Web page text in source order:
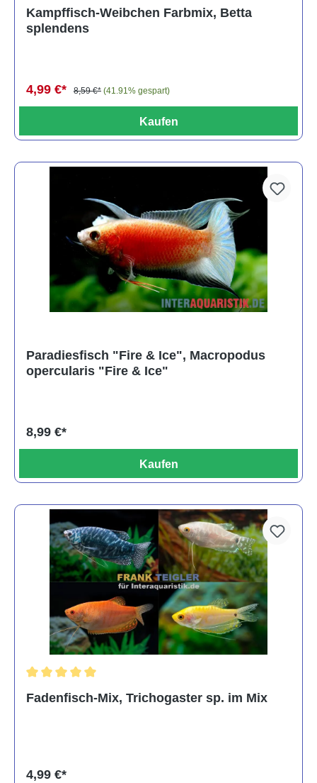
Kampffisch-Weibchen Farbmix, Betta
splendens
4,99 €* 8,59 €* (41.91% gespart)
Kaufen
Paradiesfisch "Fire & Ice", Macropodus
opercularis "Fire & Ice"
8,99 €*
Kaufen
Fadenfisch-Mix, Trichogaster sp. im Mix
4,99 €*